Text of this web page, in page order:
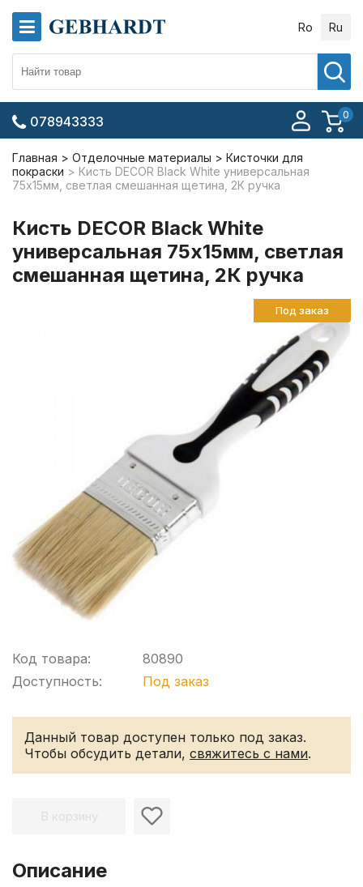
Ro Ru
0
078943333
Главная Отделочные материалы
Кисточки для
покраски
Кисть DECOR Black White универсальная
75х15мм, светлая смешанная щетина, 2К ручка
Кисть DECOR Black White
универсальная 75х15мм, светлая
смешанная щетина, 2К ручка
Под заказ
Код товара:
Доступность:
80890
Под заказ
Данный товар доступен только под заказ.
Чтобы обсудить детали, свяжитесь с нами.
В корзину
Описание